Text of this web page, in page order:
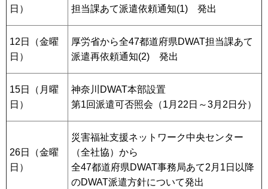
日）
担当課あて派遣依頼通知(1) 発出
12日（金曜
日）
厚労省から全47都道府県DWAT担当課あて
派遣再依頼通知(2) 発出
15日（月曜
日）
神奈川DWAT本部設置
第1回派遣可否照会（1月22日～3月2日分）
26日（金曜
日）
災害福祉支援ネットワーク中央センター
（全社協）から
全47都道府県DWAT事務局あて2月1日以降
のDWAT派遣方針について発出